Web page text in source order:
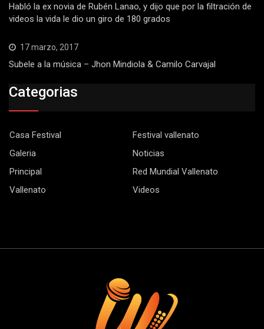
Habló la ex novia de Rubén Lanao, y dijo que por la filtración de
videos la vida le dio un giro de 180 grados
17 marzo, 2017
Subele a la música – Jhon Mindiola & Camilo Carvajal
Categorias
Casa Festival
Festival vallenato
Galeria
Noticias
Principal
Red Mundial Vallenato
Vallenato
Videos